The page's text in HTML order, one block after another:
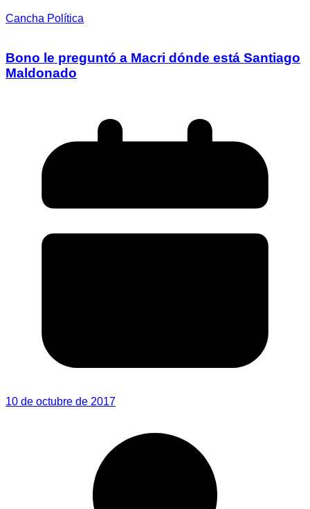
Cancha Política
Bono le preguntó a Macri dónde está Santiago
Maldonado
10 de octubre de 2017